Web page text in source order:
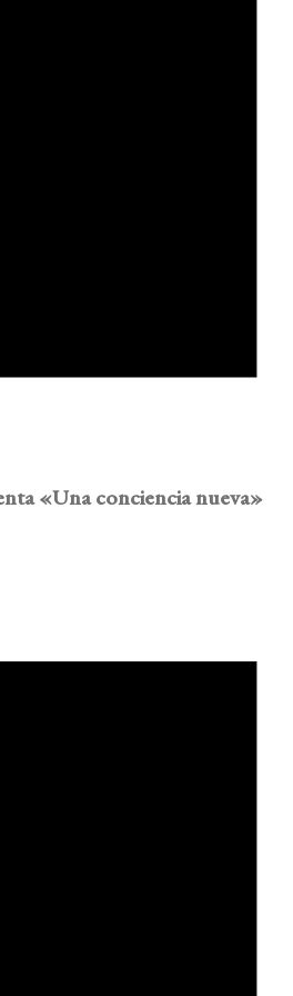
«Una conciencia nueva»